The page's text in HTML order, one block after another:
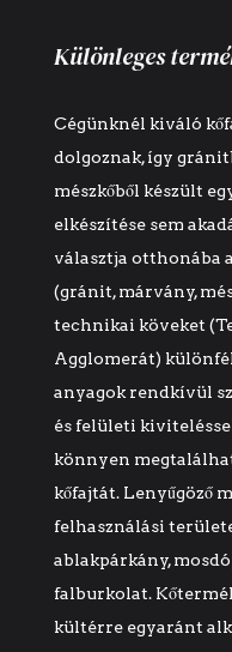
Különleges
Cégünknél kiváló
dolgoznak, így
mészkőből készült
elkészítése sem
választja otthonába
(gránit, márvány,
technikai köveket
Agglomerát)
anyagok rendkívül
és felületi
könnyen
kőfajtát. Lenyűgöző
felhasználási
ablakpárkány,
falburkolat.
kültérre egyaránt